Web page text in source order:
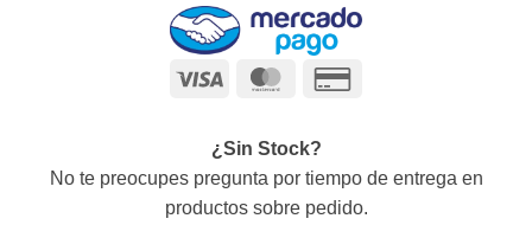
Visa MasterCard
¿Sin Stock?
No te preocupes pregunta por tiempo de entrega en
productos sobre pedido.